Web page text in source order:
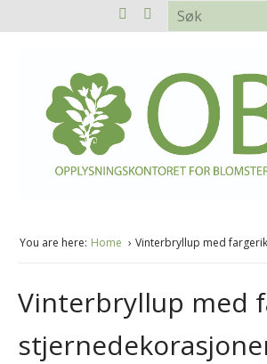
You are here: Home Vinterbryllup med
Vinterbryllup med